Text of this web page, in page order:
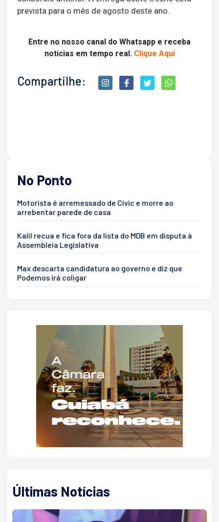
prevista para o mês de agosto deste ano.
Entre no nosso canal do Whatsapp e receba
noticias em tempo real. Clique Aqui
Compartilhe:
No Ponto
Motorista é arremessado de Civic e morre ao
arrebentar parede de casa
Kalil recua e fica fora da lista do MDB em disputa à
Assembleia Legislativa
Max descarta candidatura ao governo e diz que
Podemos irá coligar
Últimas Notícias